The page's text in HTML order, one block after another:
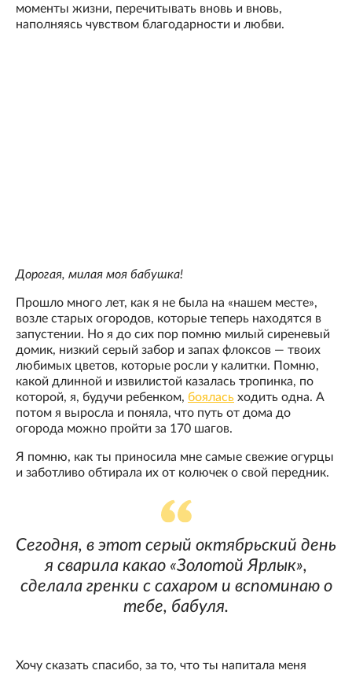
моменты жизни, перечитывать вновь и вновь,
наполняясь чувством благодарности и любви.
Дорогая, милая моя бабушка!
Прошло много лет, как я не была на «нашем месте»,
возле старых огородов, которые теперь находятся в
запустении. Но я до сих пор помню милый сиреневый
домик, низкий серый забор и запах флоксов — твоих
любимых цветов, которые росли у калитки. Помню,
какой длинной и извилистой казалась тропинка, по
которой, я, будучи ребенком, боялась ходить одна. А
потом я выросла и поняла, что путь от дома до
огорода можно пройти за 170 шагов.
Я помню, как ты приносила мне самые свежие огурцы
и заботливо обтирала их от колючек о свой передник.
Сегодня, в этот серый октябрьский день
я сварила какао «Золотой Ярлык»,
сделала гренки с сахаром и вспоминаю о
тебе, бабуля.
Хочу сказать спасибо, за то, что ты напитала меня